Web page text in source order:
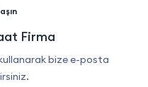
Firma
bize e-posta